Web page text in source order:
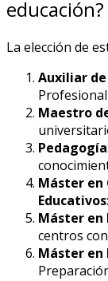
educación?
La elección de
Auxiliar
Maestro
Pedagogía
Máster en
Educativos
Máster en
centros
Máster en